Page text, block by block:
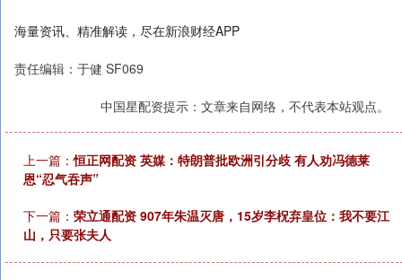
海量资讯、精准解读，尽在新浪财经APP
责任编辑：于健 SF069
中国星配资提示：文章来自网络，不代表本站观点。
上一篇：恒正网配资 英媒：特朗普批欧洲引分歧 有人劝冯德莱
恩“忍气吞声”
下一篇： 荣立通配资 907年朱温灭唐，15岁李柷弃皇位：我不要江
山，只要张夫人